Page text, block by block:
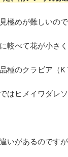
極めが難しいので
較べて花が小さ
種のクラビア（K
はヒメイワダレソ
いがあるのです